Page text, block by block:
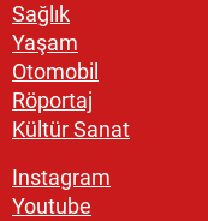
Sağlık
Yaşam
Otomobil
Röportaj
Kültür Sanat
Instagram
Youtube